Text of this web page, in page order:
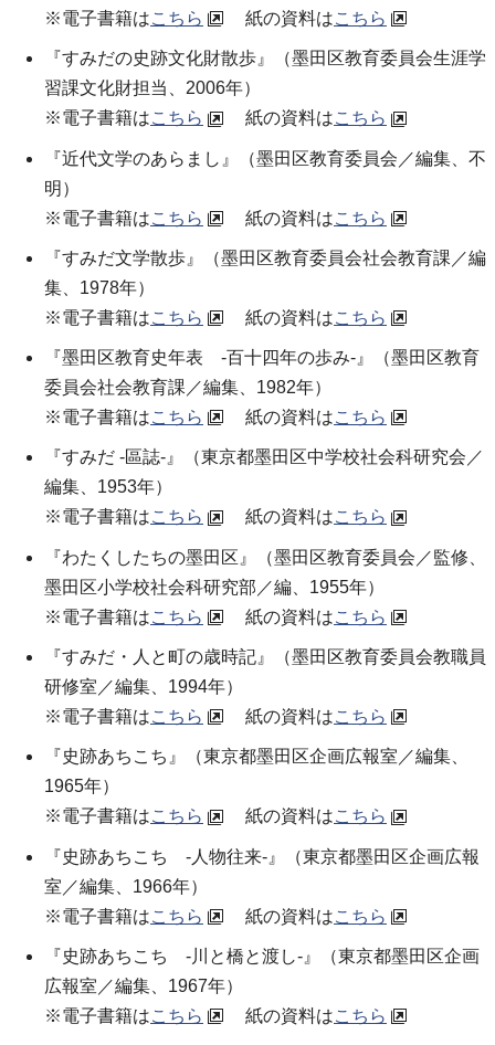
※電子書籍はこちら 紙の資料はこちら
『すみだの史跡文化財散歩』（墨田区教育委員会生涯学
習課文化財担当、2006年）
※電子書籍はこちら 紙の資料はこちら
『近代文学のあらまし』（墨田区教育委員会／編集、不
明）
※電子書籍はこちら 紙の資料はこちら
『すみだ文学散歩』（墨田区教育委員会社会教育課／編
集、1978年）
※電子書籍はこちら 紙の資料はこちら
『墨田区教育史年表 -百十四年の歩み-』（墨田区教育
委員会社会教育課／編集、1982年）
※電子書籍はこちら 紙の資料はこちら
『すみだ -區誌-』（東京都墨田区中学校社会科研究会／
編集、1953年）
※電子書籍はこちら 紙の資料はこちら
『わたくしたちの墨田区』（墨田区教育委員会／監修、
墨田区小学校社会科研究部／編、1955年）
※電子書籍はこちら 紙の資料はこちら
『すみだ・人と町の歳時記』（墨田区教育委員会教職員
研修室／編集、1994年）
※電子書籍はこちら 紙の資料はこちら
『史跡あちこち』（東京都墨田区企画広報室／編集、
1965年）
※電子書籍はこちら 紙の資料はこちら
『史跡あちこち -人物往来-』（東京都墨田区企画広報
室／編集、1966年）
※電子書籍はこちら 紙の資料はこちら
『史跡あちこち -川と橋と渡し-』（東京都墨田区企画
広報室／編集、1967年）
※電子書籍はこちら 紙の資料はこちら